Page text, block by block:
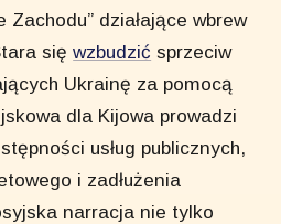
Zachodu” działające wbrew
sięwzbudzić sprzeciw
Ukrainę za pomocą
dla Kijowa prowadzi
usług publicznych,
i zadłużenia
narracja nie tylko